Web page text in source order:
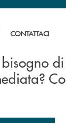
Monte
di
CONTATTACI
di